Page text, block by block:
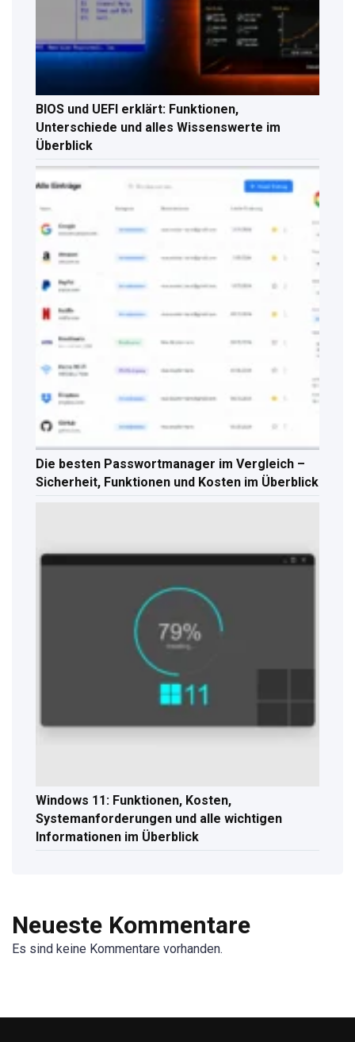
BIOS und UEFI erklärt: Funktionen,
Unterschiede und alles Wissenswerte im
Überblick
Die besten Passwortmanager im Vergleich –
Sicherheit, Funktionen und Kosten im Überblick
Windows 11: Funktionen, Kosten,
Systemanforderungen und alle wichtigen
Informationen im Überblick
Neueste Kommentare
Es sind keine Kommentare vorhanden.